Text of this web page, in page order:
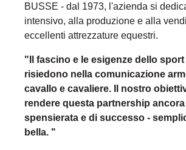
BUSSE - dal 1973, l'azienda si
intensivo, alla produzione e alla
eccellenti attrezzature equestri.
"Il fascino e le esigenze dello
risiedono nella comunicazione
cavallo e cavaliere. Il nostro
rendere questa partnership
spensierata e di successo -
bella. "